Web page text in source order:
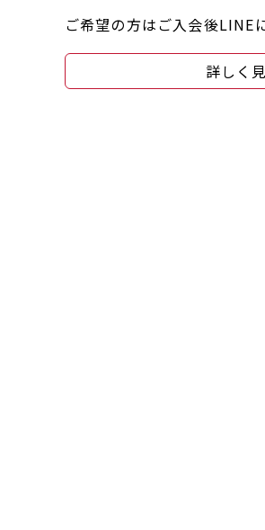
ご希望の方はご入会後LINE
詳しく